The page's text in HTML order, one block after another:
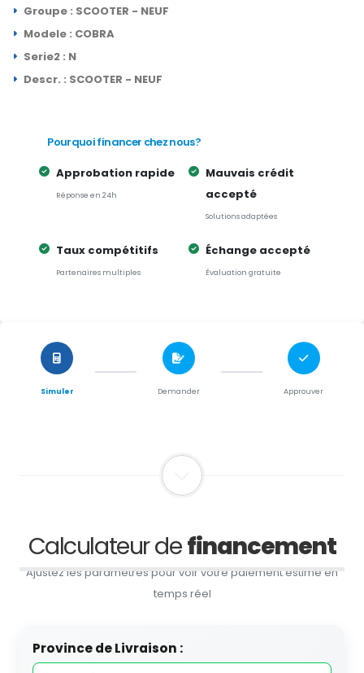
Groupe : SCOOTER - NEUF
Modele : COBRA
Serie2 : N
Descr. : SCOOTER - NEUF
Pourquoi financer chez nous?
Approbation rapide
Réponse en 24h
Mauvais crédit
accepté
Solutions adaptées
Taux compétitifs
Partenaires multiples
Échange accepté
Évaluation gratuite
Simuler Demander Approuver
Calculateur definancement
Ajustez les paramètres pour voir votre paiement estimé en
temps réel
Province de Livraison :